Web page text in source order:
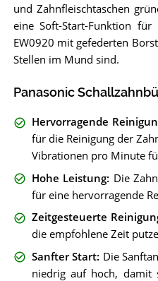
und Zahnfleischtaschen
eine Soft-Start-Funktion für
EW0920 mit gefederten
Stellen im Mund sind.
Panasonic
Hervorragende
für die Reinigung der
Vibrationen pro Minute
Hohe Leistung: Die
für eine hervorragende
Zeitgesteuerte
die empfohlene Zeit
Sanfter Start: Die
niedrig auf hoch, damit